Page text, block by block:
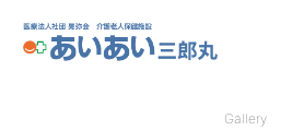
医
Gallery